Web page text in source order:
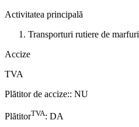
Activitatea principală
Transporturi rutiere de marfuri
Accize
TVA
Plătitor de accize:: NU
PlătitorTVA: DA